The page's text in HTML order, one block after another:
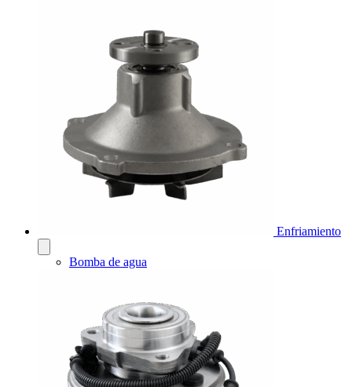
Enfriamiento
Bomba de agua